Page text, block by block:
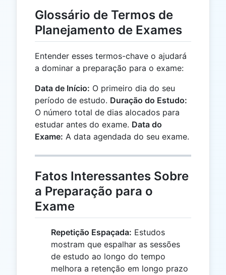
Glossário de Termos de
Planejamento de Exames
Entender esses termos-chave o ajudará
a dominar a preparação para o exame:
Data de Início: O primeiro dia do seu
período de estudo. Duração do Estudo:
O número total de dias alocados para
estudar antes do exame. Data do
Exame: A data agendada do seu exame.
Fatos Interessantes Sobre
a Preparação para o
Exame
Repetição Espaçada: Estudos
mostram que espalhar as sessões
de estudo ao longo do tempo
melhora a retenção em longo prazo